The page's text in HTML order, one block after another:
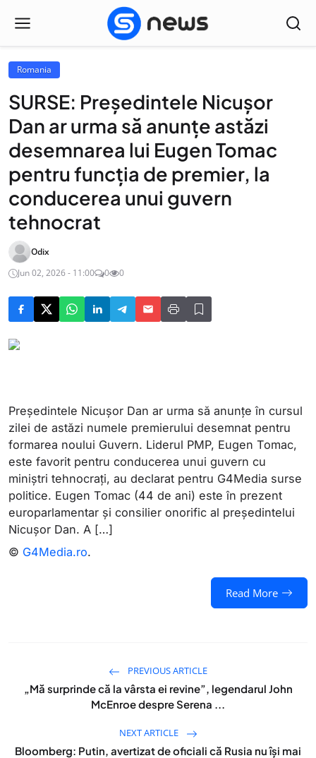
Romania
SURSE: Președintele Nicușor
Dan ar urma să anunțe astăzi
desemnarea lui Eugen Tomac
pentru funcția de premier, la
conducerea unui guvern
tehnocrat
Odix
Jun 02, 2026 - 11:00
0 0
Președintele Nicușor Dan ar urma să anunțe în cursul
zilei de astăzi numele premierului desemnat pentru
formarea noului Guvern. Liderul PMP, Eugen Tomac,
este favorit pentru conducerea unui guvern cu
miniștri tehnocrați, au declarat pentru G4Media surse
politice. Eugen Tomac (44 de ani) este în prezent
europarlamentar și consilier onorific al președintelui
Nicușor Dan. A […]
© G4Media.ro.
Read More
PREVIOUS ARTICLE
„Mă surprinde că la vârsta ei revine”, legendarul John
McEnroe despre Serena ...
NEXT ARTICLE
Bloomberg: Putin, avertizat de oficiali că Rusia nu își mai